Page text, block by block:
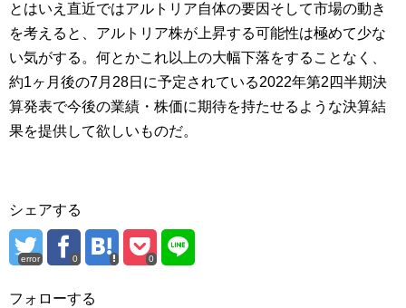
とはいえ直近ではアルトリア自体の要因そして市場の動き
を考えると、アルトリア株が上昇する可能性は極めて少な
い気がする。何とかこれ以上の大幅下落をすることなく、
約1ヶ月後の7月28日に予定されている2022年第2四半期決
算発表で今後の業績・株価に期待を持たせるような決算結
果を提供して欲しいものだ。
シェアする
error 0 0
フォローする